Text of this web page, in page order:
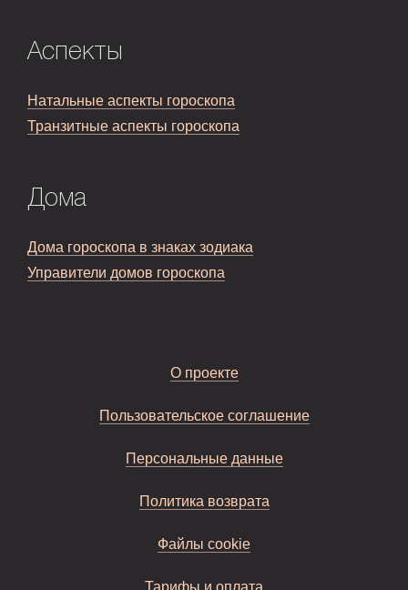
Аспекты
Натальные аспекты гороскопа
Транзитные аспекты гороскопа
Дома
Дома гороскопа в знаках зодиака
Управители домов гороскопа
О проекте
Пользовательское соглашение
Персональные данные
Политика возврата
Файлы cookie